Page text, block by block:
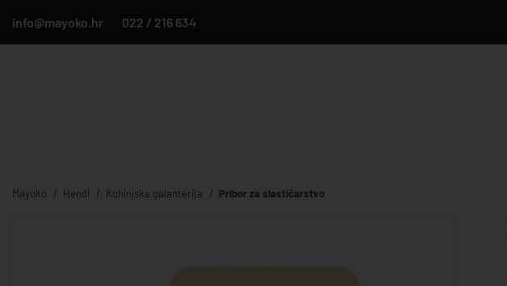
info@mayoko.hr 022 / 216 634
Mayoko Hendi Kuhinjska galanterija Pribor za slastičarstvo